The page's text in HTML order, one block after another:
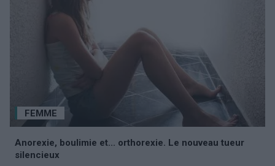
FEMME
Anorexie, boulimie et... orthorexie. Le nouveau tueur
silencieux